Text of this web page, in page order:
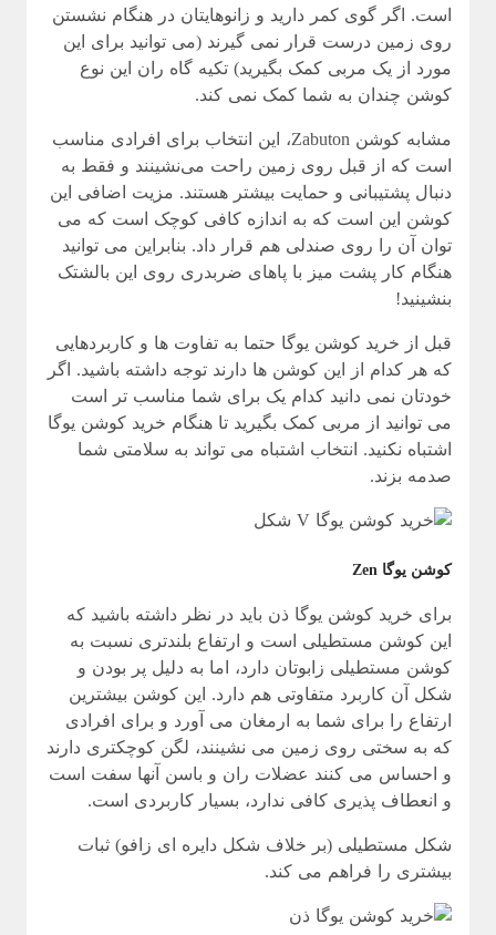
است. اگر گوی کمر دارید و زانوهایتان در هنگام نشستن
روی زمین درست قرار نمی گیرند (می توانید برای این
مورد از یک مربی کمک بگیرید) تکیه گاه ران این نوع
کوشن چندان به شما کمک نمی کند.
مشابه کوشن Zabuton، این انتخاب برای افرادی مناسب
است که از قبل روی زمین راحت می‌نشینند و فقط به
دنبال پشتیبانی و حمایت بیشتر هستند. مزیت اضافی این
کوشن این است که به اندازه کافی کوچک است که می
توان آن را روی صندلی هم قرار داد. بنابراین می توانید
هنگام کار پشت میز با پاهای ضربدری روی این بالشتک
بنشینید!
قبل از خرید کوشن یوگا حتما به تفاوت ها و کاربردهایی
که هر کدام از این کوشن ها دارند توجه داشته باشید. اگر
خودتان نمی دانید کدام یک برای شما مناسب تر است
می توانید از مربی کمک بگیرید تا هنگام خرید کوشن یوگا
اشتباه نکنید. انتخاب اشتباه می تواند به سلامتی شما
صدمه بزند.
کوشن یوگا Zen
برای خرید کوشن یوگا ذن باید در نظر داشته باشید که
این کوشن مستطیلی است و ارتفاع بلندتری نسبت به
کوشن مستطیلی زابوتان دارد، اما به دلیل پر بودن و
شکل آن کاربرد متفاوتی هم دارد. این کوشن بیشترین
ارتفاع را برای شما به ارمغان می آورد و برای افرادی
که به سختی روی زمین می نشینند، لگن کوچکتری دارند
و احساس می کنند عضلات ران و باسن آنها سفت است
و انعطاف پذیری کافی ندارد، بسیار کاربردی است.
شکل مستطیلی (بر خلاف شکل دایره ای زافو) ثبات
بیشتری را فراهم می کند.